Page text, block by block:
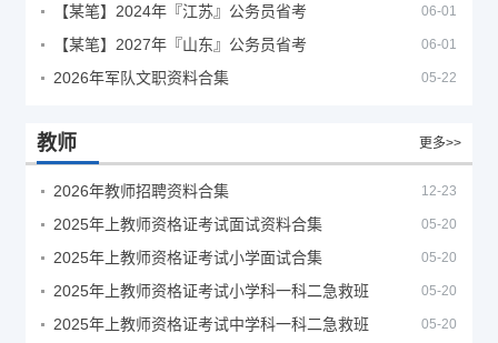
【某笔】2024年『江苏』公务员省考 06-01
【某笔】2027年『山东』公务员省考 06-01
2026年军队文职资料合集 05-22
教师 更多>>
2026年教师招聘资料合集 12-23
2025年上教师资格证考试面试资料合集 05-20
2025年上教师资格证考试小学面试合集 05-20
2025年上教师资格证考试小学科一科二急救班 05-20
2025年上教师资格证考试中学科一科二急救班 05-20